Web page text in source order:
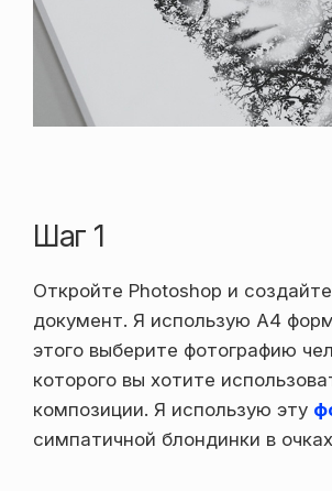
Шаг 1
Откройте Photoshop и
документ. Я использую A4
этого выберите фотографию
которого вы хотите
композиции. Я использую эту
симпатичной блондинки в